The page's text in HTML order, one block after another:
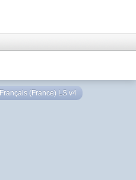
Français (France) LS v4